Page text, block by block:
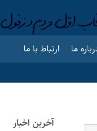
ما ارتباط با ما
آخرین اخبار